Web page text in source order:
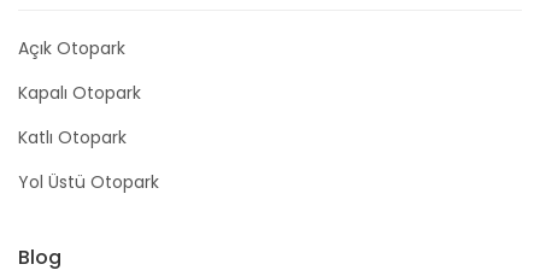
Açık Otopark
Kapalı Otopark
Katlı Otopark
Yol Üstü Otopark
Blog